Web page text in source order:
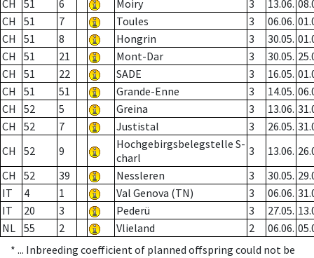
CH 51 6 Moiry 3 13.06.
CH
51 7 Toules 3 06.06.
CH
51 8 Hongrin 3 30.05.
CH
51 21 Mont-Dar 3 30.05.
CH
51 22 SADE 3 16.05.
CH
51 51 Grande-Enne 3 14.05.
CH
52 5 Greina 3 13.06.
CH
52 7 Justistal 3 26.05.
CH
52 9
Hochgebirgsbelegstelle S-
charl
3 13.06.
CH
52 39 Nessleren 3 30.05.
IT
4 1 Val Genova (TN) 3 06.06.
IT
20 3 Pederü 3 27.05.
NL 55 2 Vlieland 2 06.06.
* ... Inbreeding coefficient of planned offspring could not be